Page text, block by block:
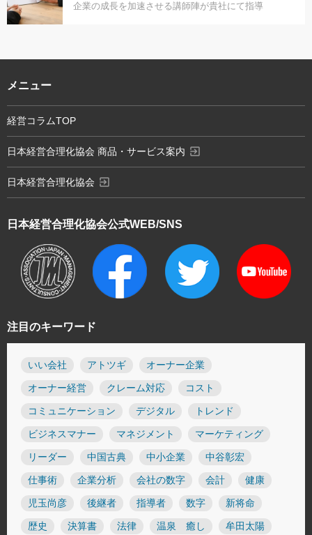
企業の成長を加速させる講師陣が貴社にて指導
注目のキーワード
いい会社 アトツギ オーナー企業
オーナー経営 クレーム対応 コスト
コミュニケーション デジタル トレンド
ビジネスマナー マネジメント マーケティング
リーダー 中国古典 中小企業 中谷彰宏
仕事術 企業分析 会社の数字 会計 健康
児玉尚彦 後継者 指導者 数字 新将命
歴史 決算書 法律 温泉 癒し 牟田太陽
日本経営合理化協会公式WEB/SNS
メニュー
経営コラムTOP
日本経営合理化協会 商品・サービス案内 exit_to_app
日本経営合理化協会 exit_to_app